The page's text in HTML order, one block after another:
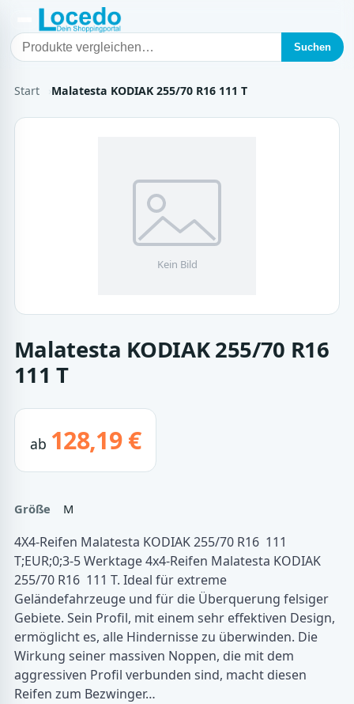
Suchen
Start Malatesta KODIAK 255/70 R16 111 T
Malatesta KODIAK 255/70 R16
111 T
ab 128,19 €
Größe M
4X4-Reifen Malatesta KODIAK 255/70 R16 111
T;EUR;0;3-5 Werktage 4x4-Reifen Malatesta KODIAK
255/70 R16 111 T. Ideal für extreme
Geländefahrzeuge und für die Überquerung felsiger
Gebiete. Sein Profil, mit einem sehr effektiven Design,
ermöglicht es, alle Hindernisse zu überwinden. Die
Wirkung seiner massiven Noppen, die mit dem
aggressiven Profil verbunden sind, macht diesen
Reifen zum Bezwinger…